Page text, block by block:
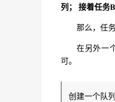
列； 接着任务
那么，任
在另外一
可。
创建一个队